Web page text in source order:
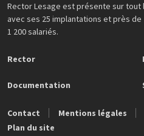
Rector Lesage est présente sur
avec ses 25 implantations et près de
1 200 salariés.
Rector
Documentation
Contact Mentions légales
Plan du site